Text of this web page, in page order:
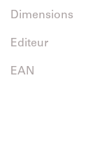
Dimensions
Editeur
EAN